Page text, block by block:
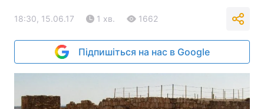
18:30, 15.06.17 1 хв. 1662
Підпишіться на нас в Google